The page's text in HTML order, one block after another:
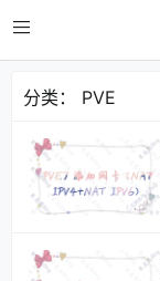
分类： PVE